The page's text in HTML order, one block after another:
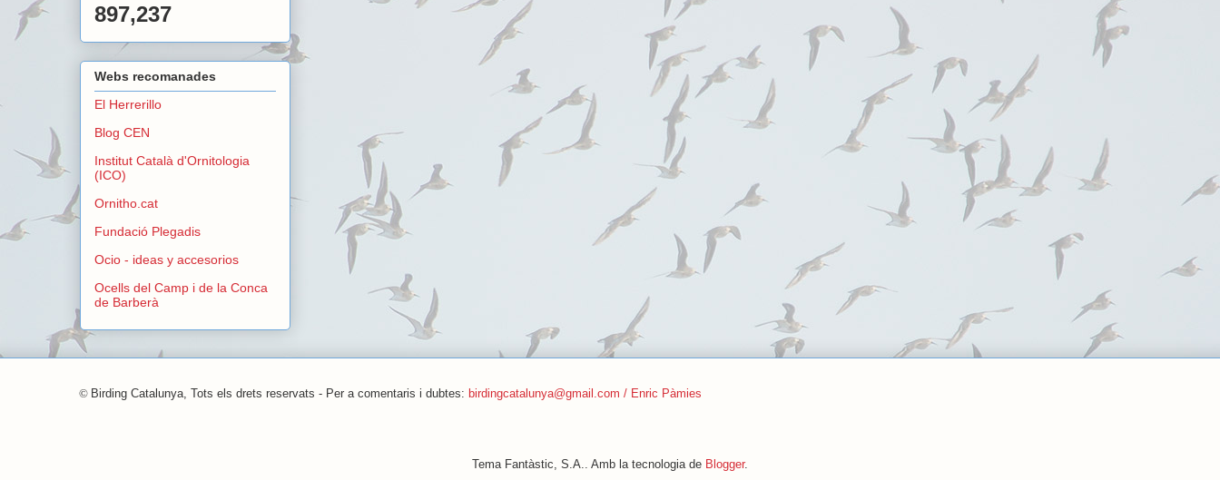
897,237
Webs recomanades
El Herrerillo
Blog CEN
Institut Català d'Ornitologia
(ICO)
Ornitho.cat
Fundació Plegadis
Ocio - ideas y accesorios
Ocells del Camp i de la Conca
de Barberà
© Birding Catalunya, Tots els drets reservats - Per a comentaris i dubtes: birdingcatalunya@gmail.com / Enric Pàmies
Tema Fantàstic, S.A.. Amb la tecnologia de Blogger.